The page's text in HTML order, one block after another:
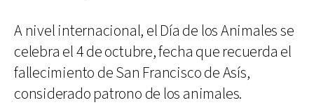
A nivel internacional, el Día de los Animales se
celebra el 4 de octubre, fecha que recuerda el
fallecimiento de San Francisco de Asís,
considerado patrono de los animales.